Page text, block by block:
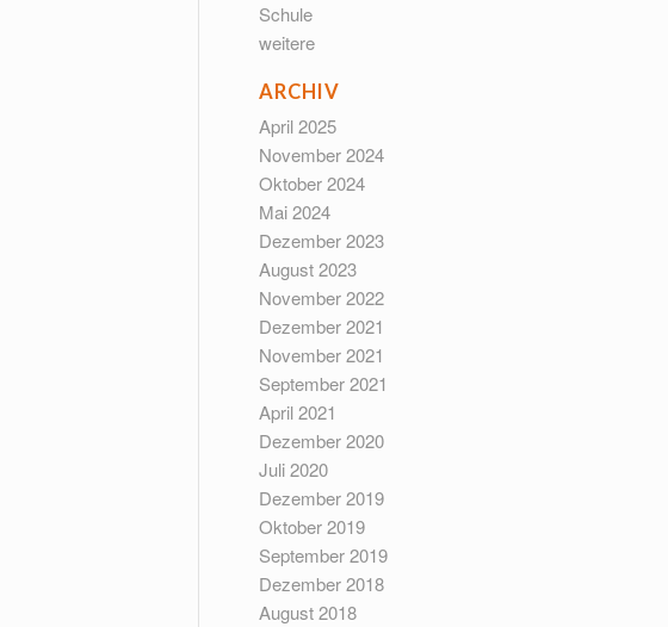
Schule
weitere
ARCHIV
April 2025
November 2024
Oktober 2024
Mai 2024
Dezember 2023
August 2023
November 2022
Dezember 2021
November 2021
September 2021
April 2021
Dezember 2020
Juli 2020
Dezember 2019
Oktober 2019
September 2019
Dezember 2018
August 2018